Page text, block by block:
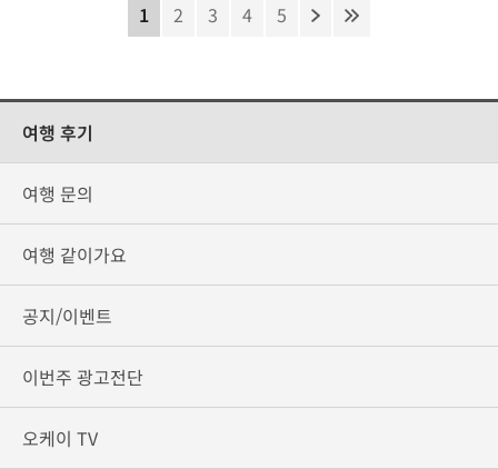
1 2 3 4 5
여행 후기
여행 문의
여행 같이가요
공지/이벤트
이번주 광고전단
오케이 TV